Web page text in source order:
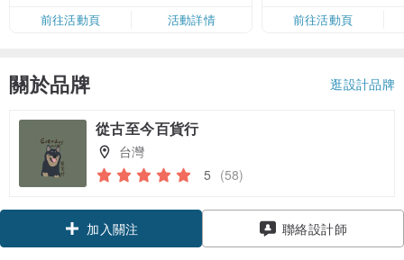
限，額滿即止，僅限「常用信用
卡」結帳）
前往活動頁 活動詳情
前往活動頁
關於品牌 逛設計品牌
從古至今百貨行
台灣
5 (58)
加入關注 聯絡設計師